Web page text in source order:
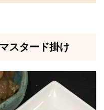
スタード掛け